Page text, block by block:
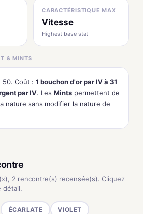
CARACTÉRISTIQUE MAX
Vitesse
Highest base stat
& MINTS
50. Coût : 1 bouchon d'or par IV à 31
par IV. Les Mints permettent de
nature sans modifier la nature de
2 rencontre(s) recensée(s). Cliquez
détail.
ÉCARLATE VIOLET